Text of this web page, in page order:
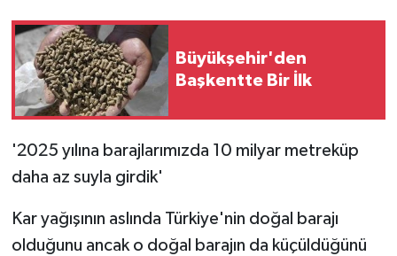
Büyükşehir'den
Başkentte Bir İlk
'2025 yılına barajlarımızda 10 milyar metreküp
daha az suyla girdik'
Kar yağışının aslında Türkiye'nin doğal barajı
olduğunu ancak o doğal barajın da küçüldüğünü